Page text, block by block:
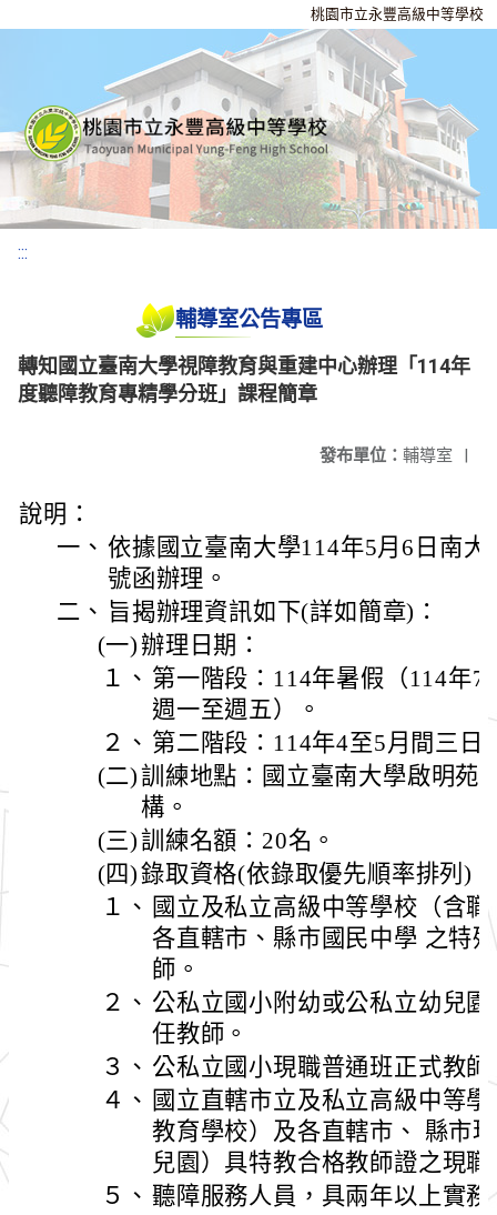
桃園市立永豐高級中等學校
:::
輔導室公告專區
轉知國立臺南大學視障教育與重建中心辦理「114年
度聽障教育專精學分班」課程簡章
發布單位： 輔導室 |
說明：
一、 依據國立臺南大學114年5月6日南大
號函辦理。
二、 旨揭辦理資訊如下(詳如簡章)：
(一)辦理日期：
１、 第一階段：114年暑假（114年7
週一至週五）。
２、 第二階段：114年4至5月間三日
(二)訓練地點：國立臺南大學啟明苑
構。
(三)訓練名額：20名。
(四)錄取資格(依錄取優先順率排列)：
１、 國立及私立高級中等學校（含
各直轄市、縣市國民中學 之特
師。
２、 公私立國小附幼或公私立幼兒
任教師。
３、 公私立國小現職普通班正式教師
４、 國立直轄市立及私立高級中等
教育學校）及各直轄市、 縣市
兒園）具特教合格教師證之現
５、 聽障服務人員，具兩年以上實